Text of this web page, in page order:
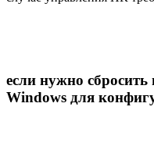
если нужно
Windows для